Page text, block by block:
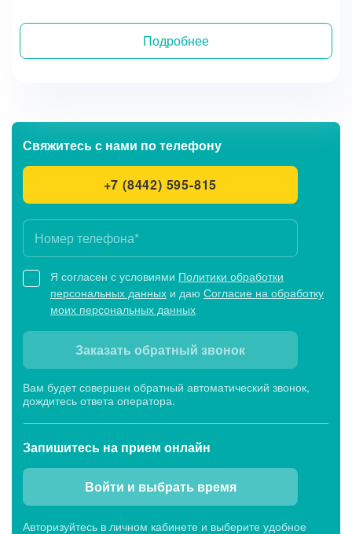
Записаться на приемПодробнее
Свяжитесь с нами по телефону
+7 (8442) 595-815
Я согласен с условиями Политики обработки
персональных данных и даю Согласие на обработку
моих персональных данных
Заказать обратный звонок
Вам будет совершен обратный автоматический звонок,
дождитесь ответа оператора.
Запишитесь на прием онлайн
Войти и выбрать время
Авторизуйтесь в личном кабинете и выберите удобное